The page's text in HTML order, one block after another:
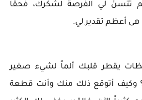
لم تتسنَ لي الفرصة لشكرك، فحقاً
أعظم تقدير لي.
يقطر قلبك ألماً لشيء صغير
وكيف أتوقع ذلك منك وأنت قطعة